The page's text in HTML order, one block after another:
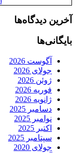
آخرین دیدگاه‌ها
بایگانی‌ها
آگوست 2026
جولای 2026
ژوئن 2026
فوریه 2026
ژانویه 2026
دسامبر 2025
نوامبر 2025
اکتبر 2025
سپتامبر 2025
جولای 2020